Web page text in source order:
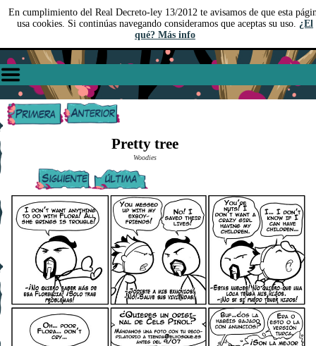
En cumplimiento del Real Decreto-ley 13/2012 te avisamos de que esta
usa cookies. Si continúas navegando consideramos que aceptas su uso. ¿El
qué? Más info
Pretty tree
Woodies